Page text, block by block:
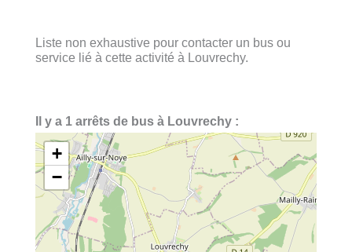
Liste non exhaustive pour contacter un bus ou
service lié à cette activité à Louvrechy.
Il y a 1 arrêts de bus à Louvrechy :
+
−